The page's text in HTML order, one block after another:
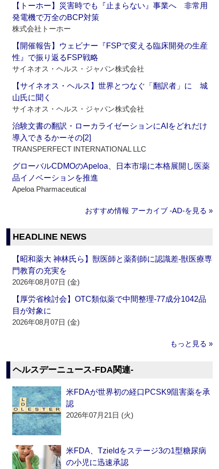
【トーホー】災害時でも『止まらない』事業へ 非常用
発電機で万全のBCP対策
株式会社トーホー
【開催報告】ウェビナー『FSPで変える臨床開発の生産
性』で振り返るFSP戦略
サイネオス・ヘルス・ジャパン株式会社
【サイネオス・ヘルス】世界とつなぐ「翻訳者」に 城
山氏に聞く
サイネオス・ヘルス・ジャパン株式会社
治験文書の翻訳・ローカライゼーションにAIをどれだけ
導入できるかーその[2]
TRANSPERFECT INTERNATIONAL LLC
グローバルCDMOのApeloa、日本市場に本格展開し医薬
品イノベーションを推進
Apeloa Pharmaceutical
おすすめ情報 アーカイブ ‐AD‐を見る »
HEADLINE NEWS
【昭和薬大 神林氏ら】獣医師と薬剤師に認識差‐獣医療専
門教育の充実を
2026年08月07日 (金)
【厚労省検討会】OTC類似薬で中間整理‐77成分1042品
目が対象に
2026年08月07日 (金)
もっと見る »
ヘルスデーニュース‐FDA関連‐
米FDAが世界初の経口PCSK9阻害薬を承
認
2026年07月21日 (火)
米FDA、Tzieldをステージ3の1型糖尿病
の小児に迅速承認